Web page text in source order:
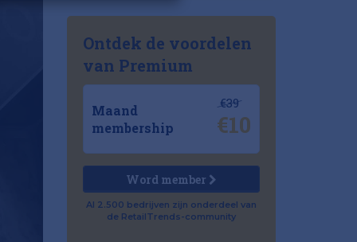
Ontdek de voordelen
van Premium
Maand
membership
€39
€10
Word member
Al 2.500 bedrijven zijn onderdeel van
de RetailTrends-community